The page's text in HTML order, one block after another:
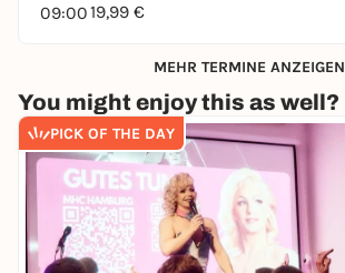
09:0019,99 €
MEHR TERMINE ANZEIGEN
You might enjoy this as well?
PICK OF THE DAY